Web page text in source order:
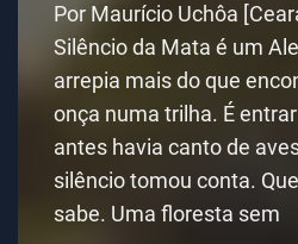
Por Maurício Uchôa
Silêncio da Mata é um
arrepia mais do que
onça numa trilha. É
antes havia canto de
silêncio tomou conta.
sabe. Uma floresta sem